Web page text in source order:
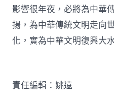
影響很年夜，必將為中華
揚，為中華傳統文明走向
化，實為中華文明復興大
責任編輯：姚遠